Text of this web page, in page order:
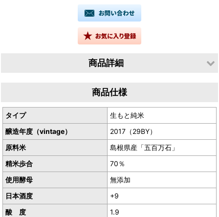
商品詳細
商品仕様
タイプ
生もと純米
醸造年度（vintage）
2017（29BY）
原料米
島根県産「五百万石」
精米歩合
70％
使用酵母
無添加
日本酒度
+9
酸 度
1.9